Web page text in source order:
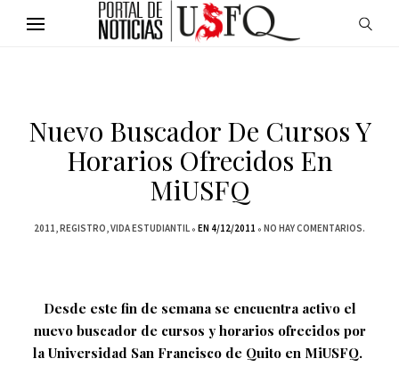
Nuevo Buscador De Cursos Y
Horarios Ofrecidos En
MiUSFQ
2011 REGISTRO VIDA ESTUDIANTIL EN 4/12/2011 NO HAY COMENTARIOS.
Desde este fin de semana se encuentra activo el
nuevo buscador de cursos y horarios ofrecidos por
la Universidad San Francisco de Quito en MiUSFQ.